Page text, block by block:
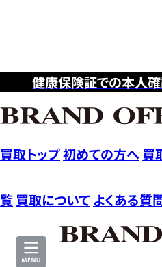
健康保険証での本人
買取トップ初めての方へ 買
覧 買取について よくある質